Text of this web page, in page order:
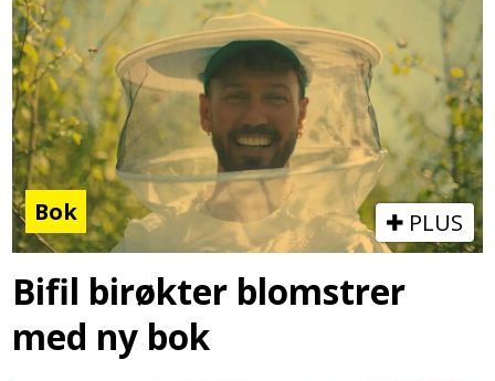
Bok PLUS
Bifil birøkter blomstrer
med ny bok